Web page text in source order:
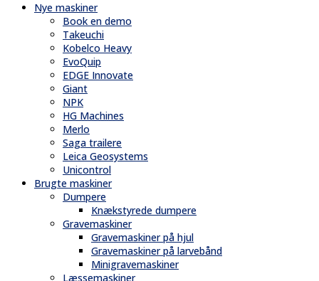
Nye maskiner
Book en demo
Takeuchi
Kobelco Heavy
EvoQuip
EDGE Innovate
Giant
NPK
HG Machines
Merlo
Saga trailere
Leica Geosystems
Unicontrol
Brugte maskiner
Dumpere
Knækstyrede dumpere
Gravemaskiner
Gravemaskiner på hjul
Gravemaskiner på larvebånd
Minigravemaskiner
Læssemaskiner